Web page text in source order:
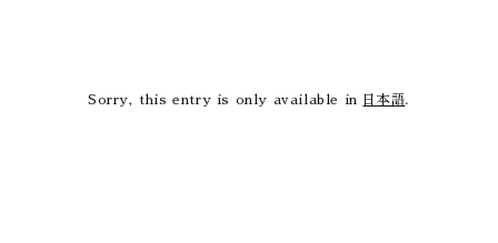
Sorry, this entry is only available in 日本語.